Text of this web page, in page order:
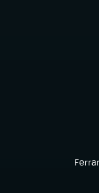
(abre